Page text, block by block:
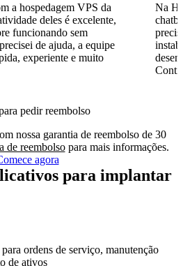
a hospedagem VPS da
deles é excelente,
funcionando sem
de ajuda, a equipe
experiente e muito
Na
pedir reembolso
nossa garantia de reembolso de 30
de reembolsopara mais informações.
agora
para implantar
ordens de serviço, manutenção
de ativos